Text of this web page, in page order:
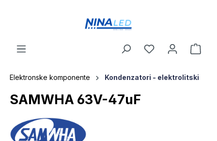
Elektronske komponente Kondenzatori - elektrolitski
SAMWHA 63V-47uF